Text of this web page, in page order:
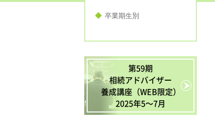
卒業期生別
第59期
相続アドバイザー
養成講座（WEB限定）
2025年5〜7月